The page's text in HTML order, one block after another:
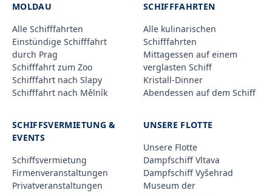
MOLDAU
Alle Schifffahrten
Einstündige Schifffahrt
durch Prag
Schifffahrt zum Zoo
Schifffahrt nach Slapy
Schifffahrt nach Mělník
SCHIFFFAHRTEN
Alle kulinarischen
Schifffahrten
Mittagessen auf einem
verglasten Schiff
Kristall-Dinner
Abendessen auf dem Schiff
SCHIFFSVERMIETUNG &
EVENTS
Schiffsvermietung
Firmenveranstaltungen
Privatveranstaltungen
UNSERE FLOTTE
Unsere Flotte
Dampfschiff Vltava
Dampfschiff Vyšehrad
Museum der